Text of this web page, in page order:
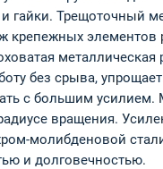
гайки. Трещоточный
крепежных элементов
металлическая
без срыва,
с большим усилием.
вращения.
молибденовой
и долговечностью.